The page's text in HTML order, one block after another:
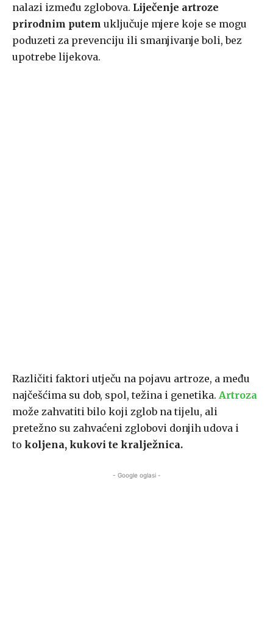
nalazi između zglobova. Liječenje artroze
prirodnim putem uključuje mjere koje se mogu
poduzeti za prevenciju ili smanjivanje boli, bez
upotrebe lijekova.
Različiti faktori utječu na pojavu artroze, a među
najčešćima su dob, spol, težina i genetika. Artroza
može zahvatiti bilo koji zglob na tijelu, ali
pretežno su zahvaćeni zglobovi donjih udova i
to koljena, kukovi te kralježnica.
- Google oglasi -